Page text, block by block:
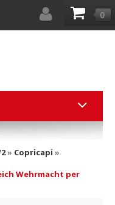
0
» Copricapi »
Wehrmacht per